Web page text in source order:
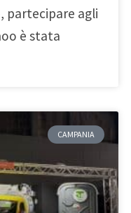
partecipare agli
è stata
CAMPANIA